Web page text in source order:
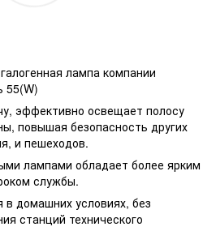
лампа компании
55(W)
эффективно освещает полосу
повышая безопасность других
и пешеходов.
лампами обладает более ярким
службы.
домашних условиях, без
станций технического